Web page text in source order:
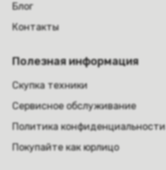
Блог
Контакты
Полезная информация
Скупка техники
Сервисное обслуживание
Политика конфиденциальности
Покупайте как юрлицо